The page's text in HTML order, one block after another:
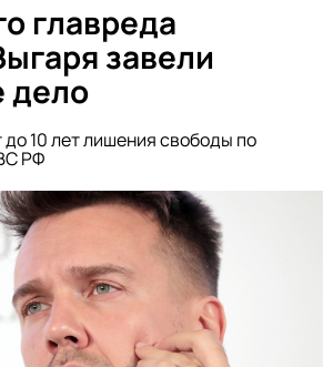
главреда
завели
дело
до 10 лет лишения свободы по
РФ